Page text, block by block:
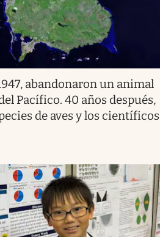
abandonaron un animal
Pacífico. 40 años después,
de aves y los científicos